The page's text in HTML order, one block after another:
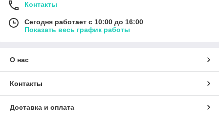
Контакты
Сегодня работает с 10:00 до 16:00
Показать весь график работы
О нас
Контакты
Доставка и оплата